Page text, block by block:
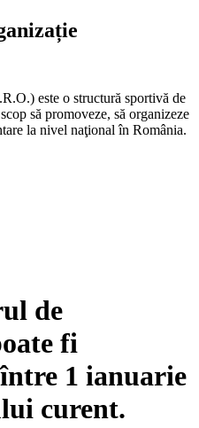
este o structură sportivă de
să promoveze, să organizeze
la nivel naţional în România.
de
fi
1 ianuarie
curent.